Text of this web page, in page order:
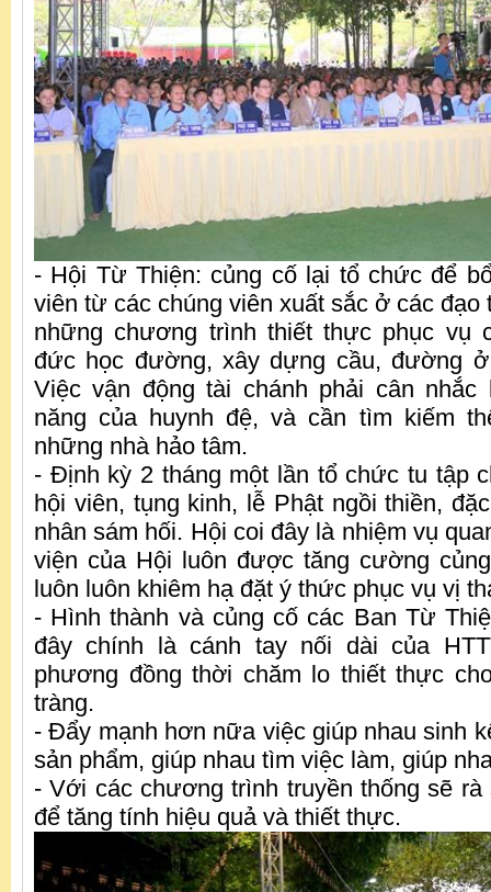
- Hội Từ Thiện: củng cố lại tổ chức để
viên từ các chúng viên xuất sắc ở các đạo
những chương trình thiết thực phục vụ
đức học đường, xây dựng cầu, đường
Việc vận động tài chánh phải cân
năng của huynh đệ, và cần tìm kiếm
những nhà hảo tâm.
- Định kỳ 2 tháng một lần tổ chức tu tập
hội viên, tụng kinh, lễ Phật ngồi thiền,
nhân sám hối. Hội coi đây là nhiệm vụ
viện của Hội luôn được tăng cường
luôn luôn khiêm hạ đặt ý thức phục vụ vị
- Hình thành và củng cố các Ban Từ
đây chính là cánh tay nối dài của
phương đồng thời chăm lo thiết thực
tràng.
- Đẩy mạnh hơn nữa việc giúp nhau sinh
sản phẩm, giúp nhau tìm việc làm, giúp
- Với các chương trình truyền thống sẽ
để tăng tính hiệu quả và thiết thực.